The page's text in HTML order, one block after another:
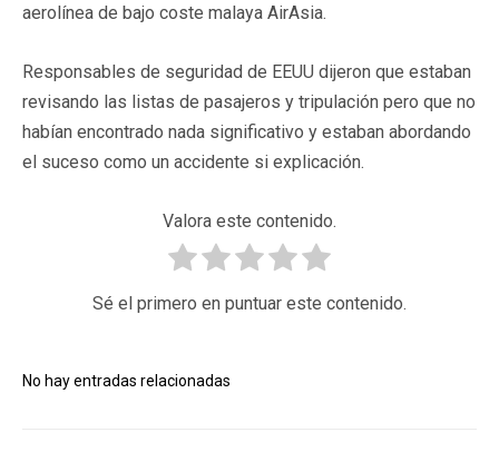
aerolínea de bajo coste malaya AirAsia.
Responsables de seguridad de EEUU dijeron que estaban
revisando las listas de pasajeros y tripulación pero que no
habían encontrado nada significativo y estaban abordando
el suceso como un accidente si explicación.
Valora este contenido.
Sé el primero en puntuar este contenido.
No hay entradas relacionadas